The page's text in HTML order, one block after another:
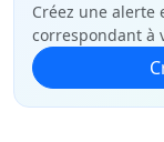
Créez une alerte
correspondant à